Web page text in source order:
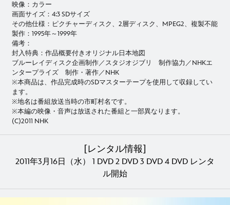
映像：カラー
画面サイズ：4:3 SDサイズ
その他仕様：ピクチャーディスク、2層ディスク、MPEG2、複製不能
製作：1995年～1999年
備考：
封入特典：作品概要付きオリジナル日本地図
ブルーレイディスク企画制作／スタジオジブリ 制作協力／NHKエ
ンタープライズ 制作・著作／NHK
※本商品は、作品完成時のSDマスターテープを使用して収録してい
ます。
※地名は番組放送当時の市町村名です。
※本編の映像・音声は放送された番組と一部異なります。
(C)2011 NHK
[レンタル情報]
2011年3月16日（水） 1 DVD 2 DVD 3 DVD 4 DVD レンタ
ル開始